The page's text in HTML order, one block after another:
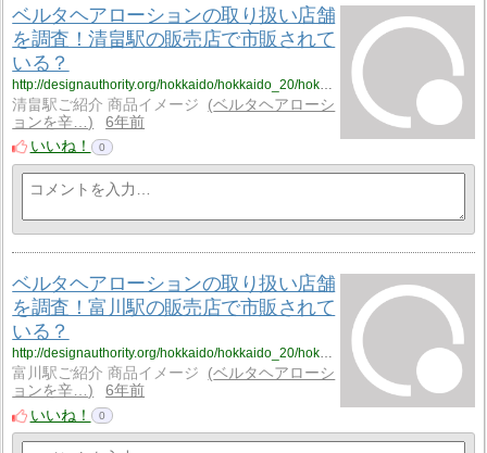
ベルタヘアローションの取り扱い店舗
を調査！清畠駅の販売店で市販されて
いる？
http://designauthority.org/hokkaido/hokkaido_20/hokkaido_20_vriku2/
清畠駅ご紹介 商品イメージ
ベルタヘアローシ
ョンを辛…
6年前
いいね！
0
ベルタヘアローションの取り扱い店舗
を調査！富川駅の販売店で市販されて
いる？
http://designauthority.org/hokkaido/hokkaido_20/hokkaido_20_vriku3/
富川駅ご紹介 商品イメージ
ベルタヘアローシ
ョンを辛…
6年前
いいね！
0